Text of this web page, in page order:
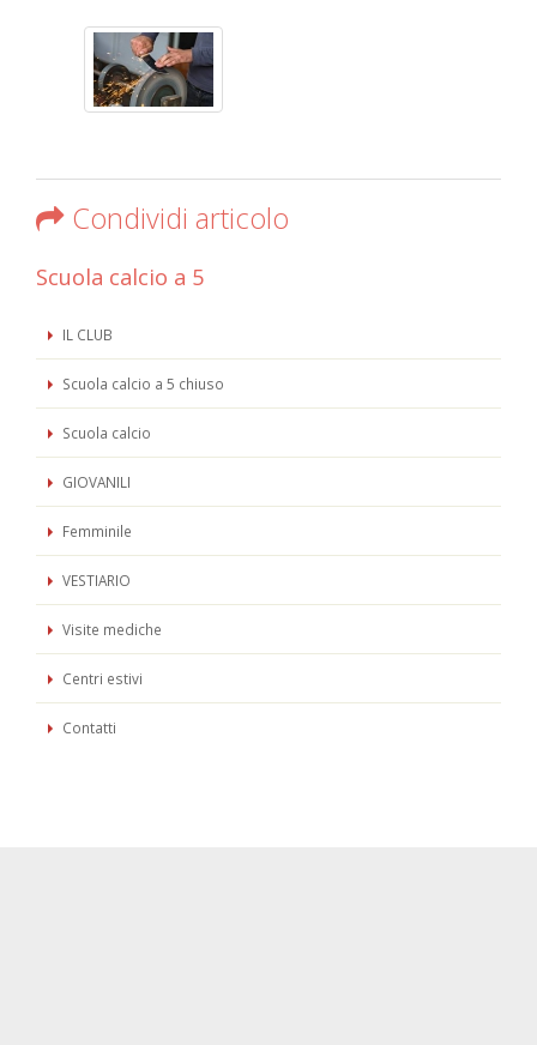
Condividi articolo
Scuola calcio a 5
IL CLUB
Scuola calcio a 5 chiuso
Scuola calcio
GIOVANILI
Femminile
VESTIARIO
Visite mediche
Centri estivi
Contatti